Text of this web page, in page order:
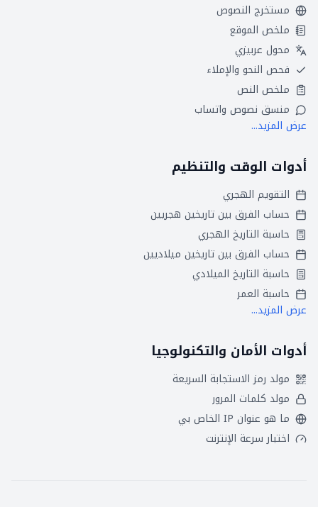
مستخرج النصوص
ملخص الموقع
محول عربيزي
فحص النحو والإملاء
ملخص النص
منسق نصوص واتساب
عرض المزيد...
أدوات الوقت والتنظيم
التقويم الهجري
حساب الفرق بين تاريخين هجريين
حاسبة التاريخ الهجري
حساب الفرق بين تاريخين ميلاديين
حاسبة التاريخ الميلادي
حاسبة العمر
عرض المزيد...
أدوات الأمان والتكنولوجيا
مولد رمز الاستجابة السريعة
مولد كلمات المرور
ما هو عنوان IP الخاص بي
اختبار سرعة الإنترنت